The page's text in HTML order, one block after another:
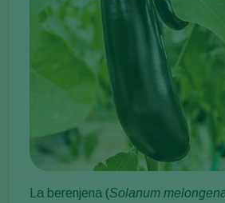
La berenjena (Solanum